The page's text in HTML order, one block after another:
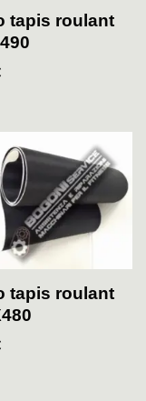
tapis roulant
tapis roulant